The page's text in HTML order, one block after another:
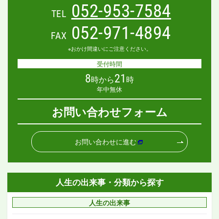
TEL 052-953-7584
FAX 052-971-4894
※おかけ間違いにご注意ください。
受付時間
8時から21 時
年中無休
お問い合わせフォーム
お問い合わせに進む
人生の出来事・分類から探す
人生の出来事